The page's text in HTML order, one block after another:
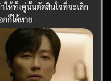
ให้ทั้งคู่นั้นตัดสินใจที่จะเลิก
ก็ได้หาย